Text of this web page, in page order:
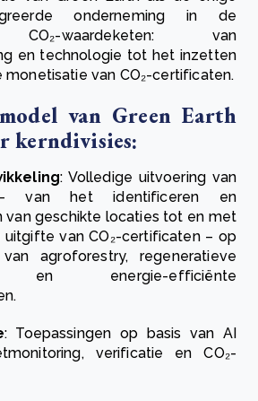
onderneming in de
CO₂-waardeketen: van
en technologie tot het inzetten
monetisatie van CO₂-certificaten.
van Green Earth
kerndivisies:
: Volledige uitvoering van
van het identificeren en
van geschikte locaties tot en met
van CO₂-certificaten – op
agroforestry, regeneratieve
en energie-efficiënte
: Toepassingen op basis van AI
verificatie en CO₂-